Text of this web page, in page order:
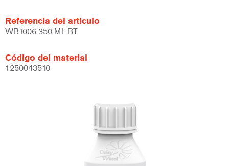
Referencia del artículo
WB1006 350 ML BT
Código del material
1250043510